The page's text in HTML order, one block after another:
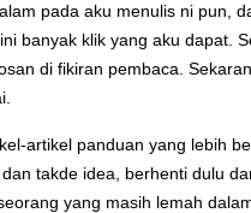
pada aku menulis ni pun,
banyak klik yang aku dapat.
di fikiran pembaca.
artikel panduan yang lebih
takde idea, berhenti dulu
yang masih lemah